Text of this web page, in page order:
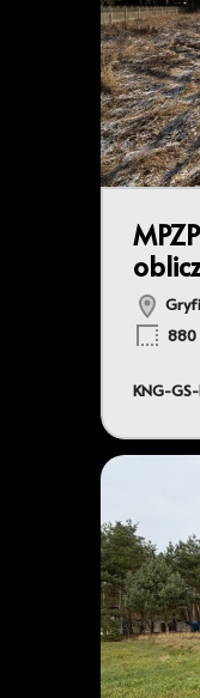
880
KNG-